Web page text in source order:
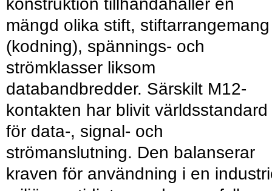
konstruktion tillhandahåller en
mängd olika stift, stiftarrangemang
(kodning), spännings- och
strömklasser liksom
databandbredder. Särskilt M12-
kontakten har blivit världsstandard
för data-, signal- och
strömanslutning. Den balanserar
kraven för användning i en